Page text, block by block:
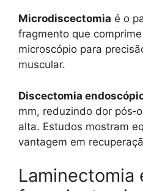
Microdiscectomia é o
fragmento que
microscópio para
muscular.
Discectomia
mm, reduzindo dor
alta. Estudos mostram
vantagem em
Laminectomia